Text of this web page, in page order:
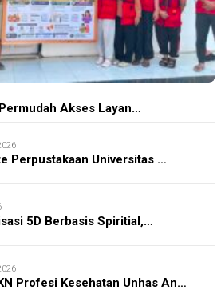
Akses Layan…
Perpustakaan Universitas …
5D Berbasis Spiritial,…
Profesi Kesehatan Unhas An…